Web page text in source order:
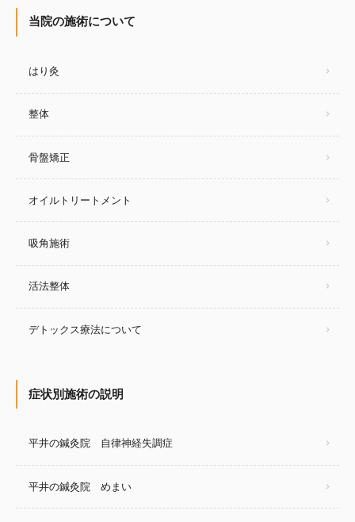
当院の施術について
はり灸
整体
骨盤矯正
オイルトリートメント
吸角施術
活法整体
デトックス療法について
症状別施術の説明
平井の鍼灸院 自律神経失調症
平井の鍼灸院 めまい